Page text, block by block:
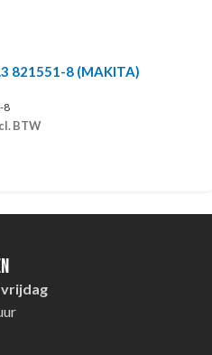
821551-8 (MAKITA)
8
BTW